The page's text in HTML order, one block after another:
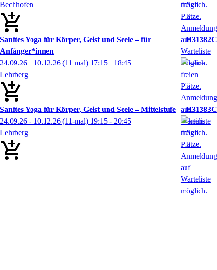
Bechhofen
Sanftes Yoga für Körper, Geist und Seele – für
Anfänger*innen
H31382C
24.09.26 - 10.12.26 (11-mal) 17:15 - 18:45
Lehrberg
Sanftes Yoga für Körper, Geist und Seele – Mittelstufe
H31383C
24.09.26 - 10.12.26 (11-mal) 19:15 - 20:45
Lehrberg